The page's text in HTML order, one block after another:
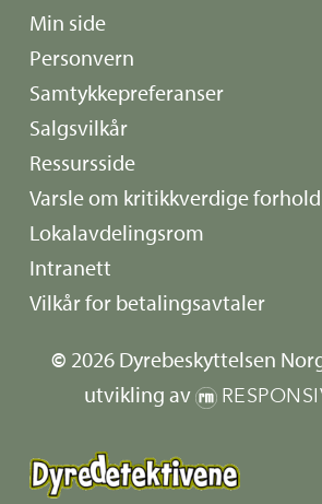
Min side
Personvern
Samtykkepreferanser
Salgsvilkår
Ressursside
Varsle om kritikkverdige forhold
Lokalavdelingsrom
Intranett
Vilkår for betalingsavtaler
© 2026Dyrebeskyttelsen
utvikling av